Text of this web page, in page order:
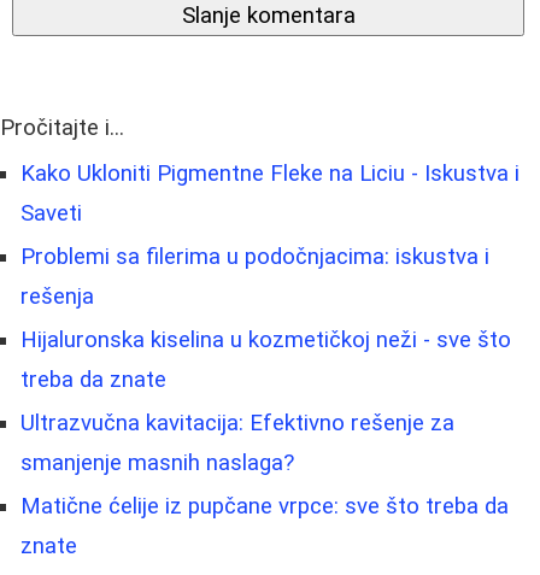
Slanje komentara
Pročitajte i...
Kako Ukloniti Pigmentne Fleke na Liciu - Iskustva i
Saveti
Problemi sa filerima u podočnjacima: iskustva i
rešenja
Hijaluronska kiselina u kozmetičkoj neži - sve što
treba da znate
Ultrazvučna kavitacija: Efektivno rešenje za
smanjenje masnih naslaga?
Matične ćelije iz pupčane vrpce: sve što treba da
znate